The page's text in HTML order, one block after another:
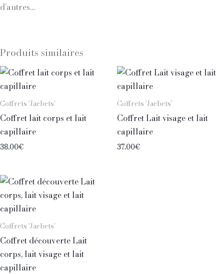
d’autres…
Produits similaires
Coffrets 'Jaebets'
Coffret lait corps et lait
capillaire
38.00€
Coffrets 'Jaebets'
Coffret Lait visage et lait
capillaire
37.00€
Coffrets 'Jaebets'
Coffret découverte Lait
corps, lait visage et lait
capillaire